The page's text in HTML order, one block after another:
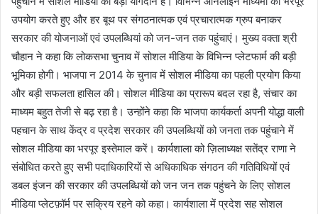
उपयोग करते हुए और हर बूथ पर संगठनात्मक एवं प्रचारात्मक ग्रुप बनाकर
सरकार की योजनाओं एवं उपलब्धियां को जन-जन तक पहुंचाएं। मुख्य वक्ता श्री
चौहान ने कहा कि लोकसभा चुनाव में सोशल मीडिया के विभिन्न प्लेटफार्म की बड़ी
भूमिका होगी। भाजपा न 2014 के चुनाव में सोशल मीडिया का पहली प्रयोग किया
और बड़ी सफलता हासिल की। सोशल मीडिया का प्रारूप बदल रहा है, संचार का
माध्यम बहुत तेजी से बढ़ रहा है। उन्होंने कहा कि भाजपा कार्यकर्ता अपनी योद्धा वाली
पहचान के साथ केंद्र व प्रदेश सरकार की उपलब्धियों को जनता तक पहुंचाने में
सोशल मीडिया का भरपूर इस्तेमाल करें। कार्यशाला को ज़िलाध्यक्ष सतेंद्र राणा ने
संबोधित करते हुए सभी पदाधिकारियों से अधिकाधिक संगठन की गतिविधियों एवं
डबल इंजन की सरकार की उपलब्धियों को जन जन तक पहुंचने के लिए सोशल
मीडिया प्लेटफ़ॉर्म पर सक्रिय रहने को कहा। कार्यशाला में प्रदेश सह सोशल